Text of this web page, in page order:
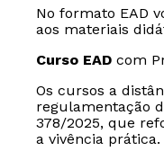
No formato EAD
aos materiais
Curso EAD com
Os cursos a
regulamentação
378/2025, que
a vivência prática.